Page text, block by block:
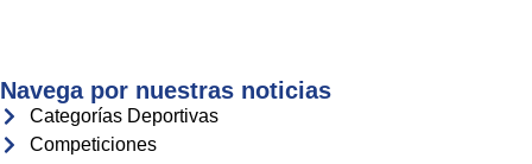
Navega por nuestras noticias
Categorías Deportivas
Competiciones